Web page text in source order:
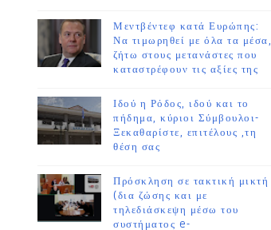
Μεντβέντεφ κατά Ευρώπης:
Να τιμωρηθεί με όλα τα μέσα,
ζήτω στους μετανάστες που
καταστρέφουν τις αξίες της
Ιδού η Ρόδος, ιδού και το
πήδημα, κύριοι Σύμβουλοι-
Ξεκαθαρίστε, επιτέλους ,τη
θέση σας
Πρόσκληση σε τακτική μικτή
(δια ζώσης και με
τηλεδιάσκεψη μέσω του
συστήματος e-